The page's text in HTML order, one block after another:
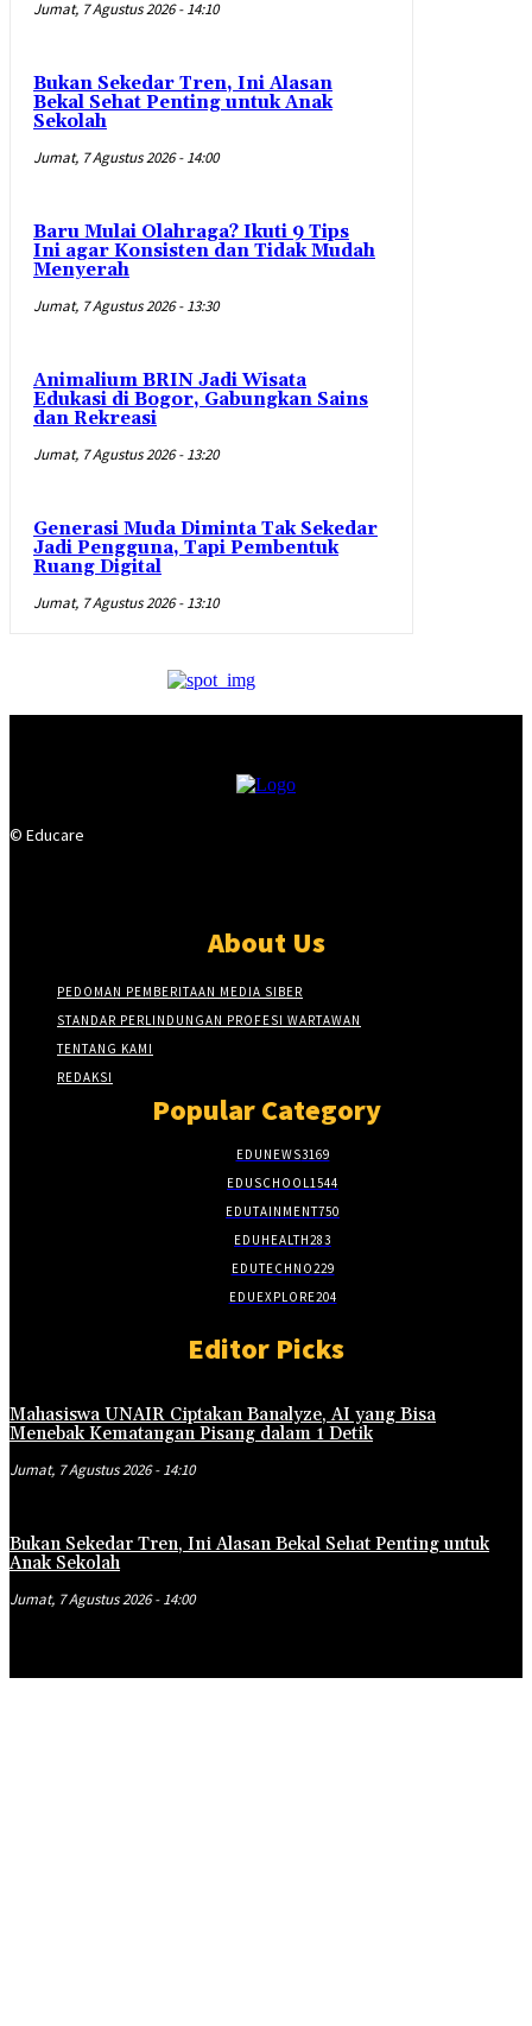
Jumat, 7 Agustus 2026 - 14:10
Bukan Sekedar Tren, Ini Alasan
Bekal Sehat Penting untuk Anak
Sekolah
Jumat, 7 Agustus 2026 - 14:00
Baru Mulai Olahraga? Ikuti 9 Tips
Ini agar Konsisten dan Tidak Mudah
Menyerah
Jumat, 7 Agustus 2026 - 13:30
Animalium BRIN Jadi Wisata
Edukasi di Bogor, Gabungkan Sains
dan Rekreasi
Jumat, 7 Agustus 2026 - 13:20
Generasi Muda Diminta Tak Sekedar
Jadi Pengguna, Tapi Pembentuk
Ruang Digital
Jumat, 7 Agustus 2026 - 13:10
© Educare
About Us
PEDOMAN PEMBERITAAN MEDIA SIBER
STANDAR PERLINDUNGAN PROFESI WARTAWAN
TENTANG KAMI
REDAKSI
Popular Category
EDUNEWS3169
EDUSCHOOL1544
EDUTAINMENT750
EDUHEALTH283
EDUTECHNO229
EDUEXPLORE204
Editor Picks
Mahasiswa UNAIR Ciptakan Banalyze, AI yang Bisa
Menebak Kematangan Pisang dalam 1 Detik
Jumat, 7 Agustus 2026 - 14:10
Bukan Sekedar Tren, Ini Alasan Bekal Sehat Penting untuk
Anak Sekolah
Jumat, 7 Agustus 2026 - 14:00